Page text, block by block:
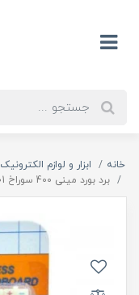
خانه ابزار و لوازم الکترونیک
برد بورد مینی 400 سوراخ BB-801